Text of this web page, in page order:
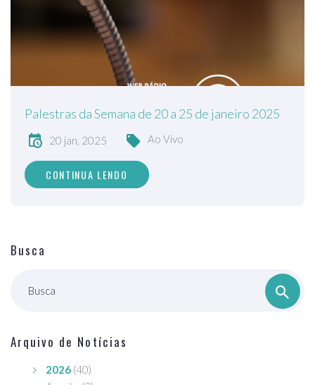
Palestras da Semana de 20 a 25 de janeiro 2025
20 jan, 2025 Ao Vivo
CONTINUA LENDO
Busca
Busca
Arquivo de Notícias
2026 (40)